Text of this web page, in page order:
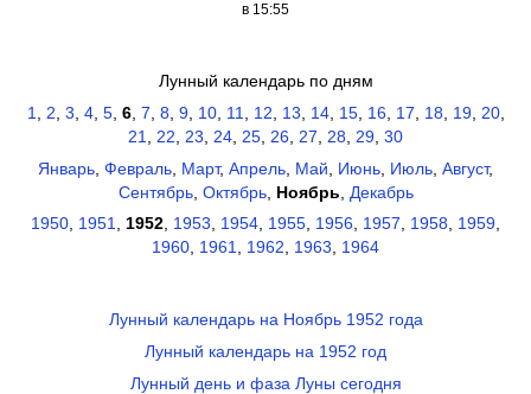
в 15:55
Лунный календарь по дням
1
2 3 4, 5, 6, 7 8 9, 10, 11 12 13 14, 15, 16, 17 18 19, 20,
21
22 23 24 25 26 27 28 29 30
Январь Февраль Март, Апрель Май Июнь Июль Август,
Сентябрь, Октябрь, Ноябрь
Декабрь
1950, 1951, 1952, 1953, 1954, 1955, 1956, 1957, 1958, 1959,
1960, 1961, 1962, 1963, 1964
Лунный календарь на Ноябрь 1952 года
Лунный календарь на 1952 год
Лунный день и фаза Луны сегодня